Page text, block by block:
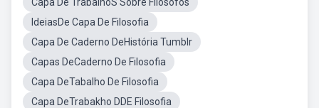
IdeiasDe Capa De Filosofia
Capa De Caderno DeHistória Tumblr
Capas DeCaderno De Filosofia
Capa DeTabalho De Filosofia
Capa DeTrabakho DDE Filosofia